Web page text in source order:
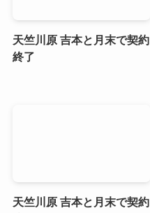
天竺川原 吉本と月末で契約
終了
天竺川原 吉本と月末で契約